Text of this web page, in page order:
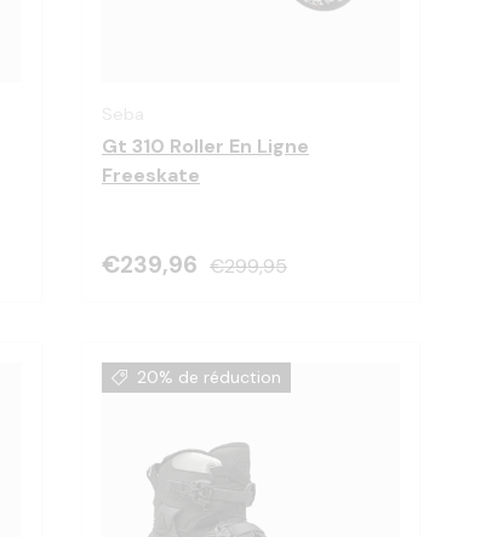
Gt 310 Roller En Ligne
Freeskate
€239,96 €299,95
20% de réduction